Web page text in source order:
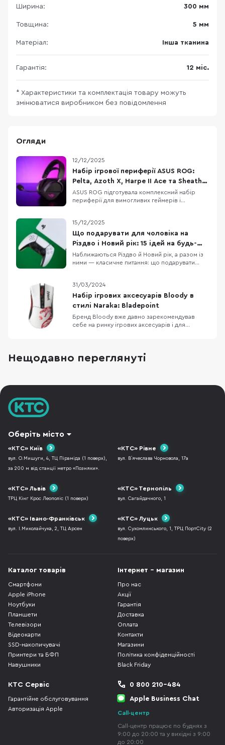
Ширина: 300 мм
Товщина: 5 мм
Матеріал: Інша тканина
Гарантія: 12 міс.
* Характеристики та комплектація товару можуть
змінюватися виробником без повідомлення
Огляди
12/12/2025
Набір ігрової периферії ASUS ROG:
Pelta, Azoth X, Harpe II Ace та Sheath II
XXL
ASUS ROG підготувала комплексний набір
периферії для вимогливих геймерів і
Azoth X, миша ROG Harpe II Ace та килимок
ROG Sheath II XXL. Разом вони покривають всі
потреби сучасного ігрового сетапу – від
занурення в зву
15/12/2025
Що подарувати для чоловіка на
Різдво і Новий рік: 15 ідей на будь-
який бюджет
Наближаються Різдво й Новий рік, а разом із
ними — класичне питання: що подарувати
ідей під різні сценарії життя: для геймера,
офісного працівника, спортсмена, меломана
та любителя подорожей. Тут немає
31/03/2024
Набір ігрових аксесуарів Bloody в
стилі Naraka: Bladepoint
Бренд Bloody вже давно зарекомендував
себе на ринку ігрових аксесуарів і для
створених за мотивами найпопулярніших
ігор, для прикладу не так давно Bloody
Нещодавно переглянуті
Оберіть місто
«КТС» Київ
вул. О.Мишуги, 4, ТЦ Піраміда (1 поверх),
за 200 м від станції метро «Позняки».
«КТС» Рівне
вул. В`ячеслава Чорновола, 17а
«КТС» Львів
ТРЦ Кінг Крос Леополіс (1 поверх)
«КТС» Тернопіль
вул. Сагайдачного, 1
«КТС» Івано-Франківськ
вул. І.Миколайчука, 2, ТЦ Арсен
«КТС» Луцьк
вул. Сухомлинського, 1, ТРЦ ПортCity (2
поверх)
Каталог товарів
Смартфони
Apple iPhone
Ноутбуки
Планшети
Телевізори
Відеокарти
SSD-накопичувачі
Принтери та БФП
Навушники
Інтернет - магазин
Про нас
Акції
Гарантія
Доставка
Оплата
Контакти
Магазини
Політика конфіденційності
Black Friday
КТС Сервіс
Гарантійне обслуговування
Авторизація Apple
0 800 210-484
Apple Business Chat
Call-центр
Call-центр працює по буднях з
9:00 до 20:00 та у вихідні з 9:00
до 20:00